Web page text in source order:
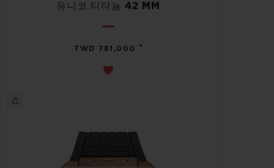
유니코 티타늄 42 MM
TWD 781,000 •